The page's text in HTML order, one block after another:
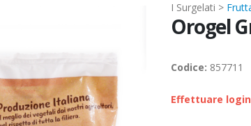
I Surgelati >
Orogel
Codice: 857711
Effettuare